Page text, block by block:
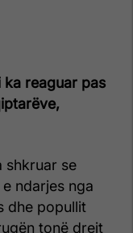
ka reaguar pas
shkruar se
ndarjes nga
dhe popullit
tonë drejt